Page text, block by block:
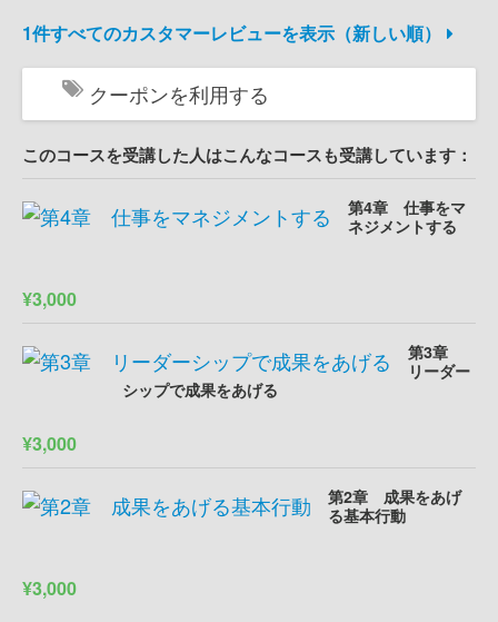
1件すべてのカスタマーレビューを表示（新しい順）
クーポンを利用する
このコースを受講した人はこんなコースも受講しています：
第4章 仕事をマ
ネジメントする
¥3,000
第3章
リーダー
シップで成果をあげる
¥3,000
第2章 成果をあげ
る基本行動
¥3,000